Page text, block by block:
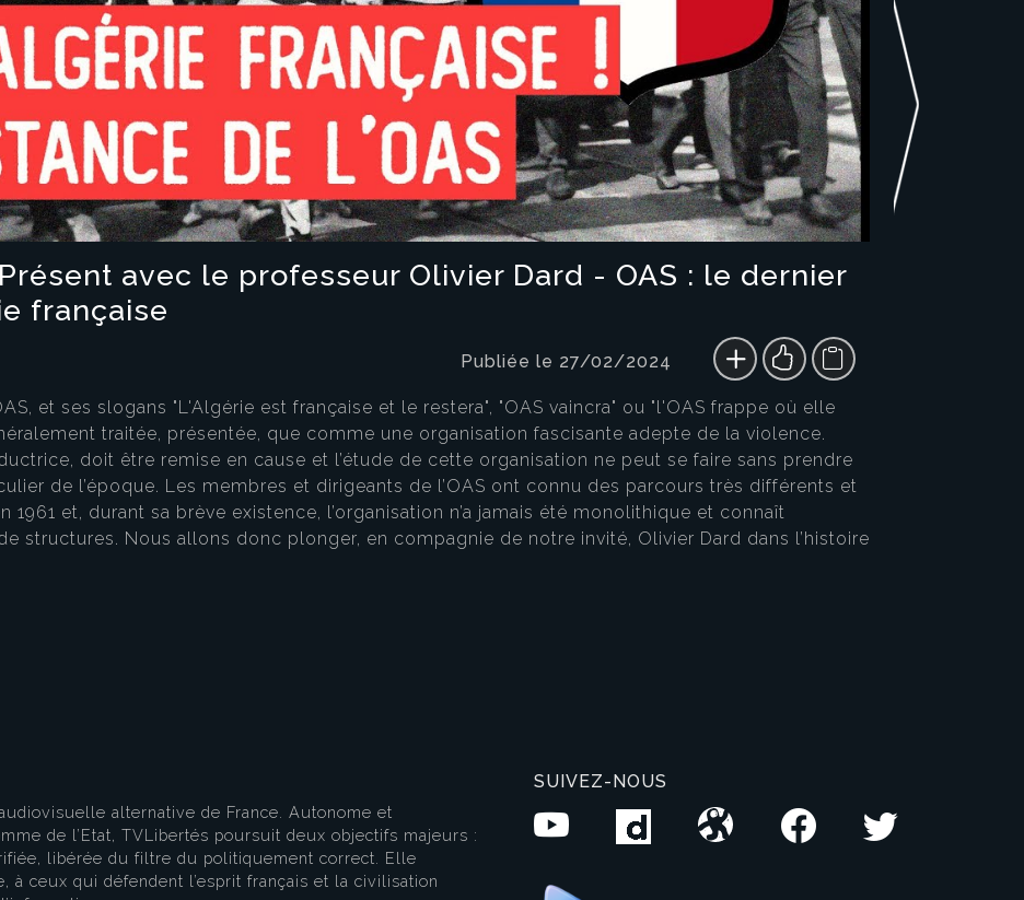
Video
avec le professeur Olivier Dard - OAS : le dernier
française
Publiée le 27/02/2024
et ses slogans "L'Algérie est française et le restera", "OAS vaincra" ou "l'OAS frappe où elle
traitée, présentée, que comme une organisation fascisante adepte de la violence.
doit être remise en cause et l’étude de cette organisation ne peut se faire sans prendre
de l’époque. Les membres et dirigeants de l’OAS ont connu des parcours très différents et
et, durant sa brève existence, l’organisation n’a jamais été monolithique et connaît
structures. Nous allons donc plonger, en compagnie de notre invité, Olivier Dard dans l’histoire
alternative de France. Autonome et
de l’Etat, TVLibertés poursuit deux objectifs majeurs :
libérée du filtre du politiquement correct. Elle
à ceux qui défendent l’esprit français et la civilisation
SUIVEZ-NOUS